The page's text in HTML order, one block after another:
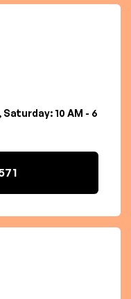
Saturday: 10 AM - 6